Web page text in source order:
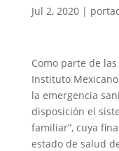
Jul 2, 2020|
Como parte de
Instituto
la emergencia
disposición el
familiar”, cuya
estado de salud